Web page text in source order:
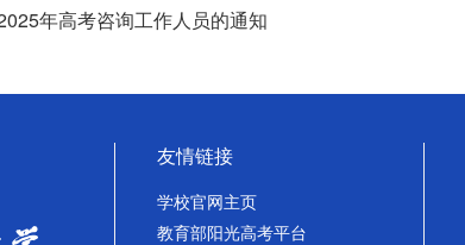
年高考咨询工作人员的通知
友情链接
学校官网主页
教育部阳光高考平台